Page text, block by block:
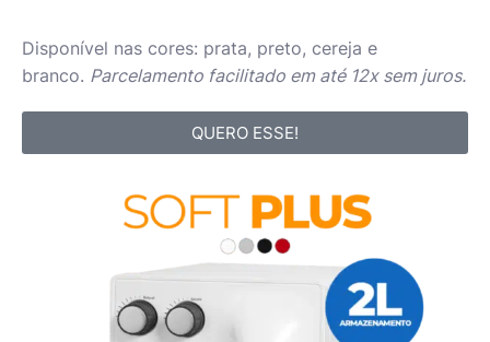
Disponível nas cores: prata, preto, cereja e
branco. Parcelamento facilitado em até 12x sem juros.
QUERO ESSE!